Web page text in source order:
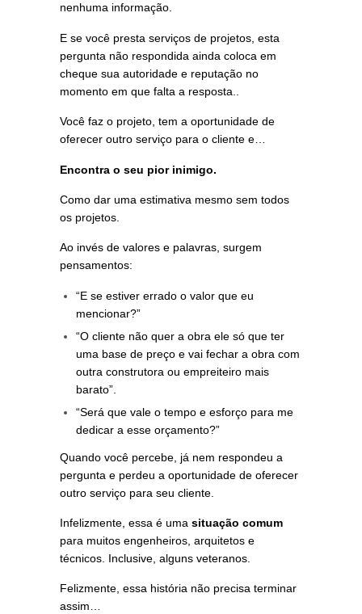
nenhuma informação.
E se você presta serviços de projetos, esta
pergunta não respondida ainda coloca em
cheque sua autoridade e reputação no
momento em que falta a resposta..
Você faz o projeto, tem a oportunidade de
oferecer outro serviço para o cliente e…
Encontra o seu pior inimigo.
Como dar uma estimativa mesmo sem todos
os projetos.
Ao invés de valores e palavras, surgem
pensamentos:
“E se estiver errado o valor que eu
mencionar?”
“O cliente não quer a obra ele só que ter
uma base de preço e vai fechar a obra com
outra construtora ou empreiteiro mais
barato”.
“Será que vale o tempo e esforço para me
dedicar a esse orçamento?”
Quando você percebe, já nem respondeu a
pergunta e perdeu a oportunidade de oferecer
outro serviço para seu cliente.
Infelizmente, essa é uma situação comum
para muitos engenheiros, arquitetos e
técnicos. Inclusive, alguns veteranos.
Felizmente, essa história não precisa terminar
assim…